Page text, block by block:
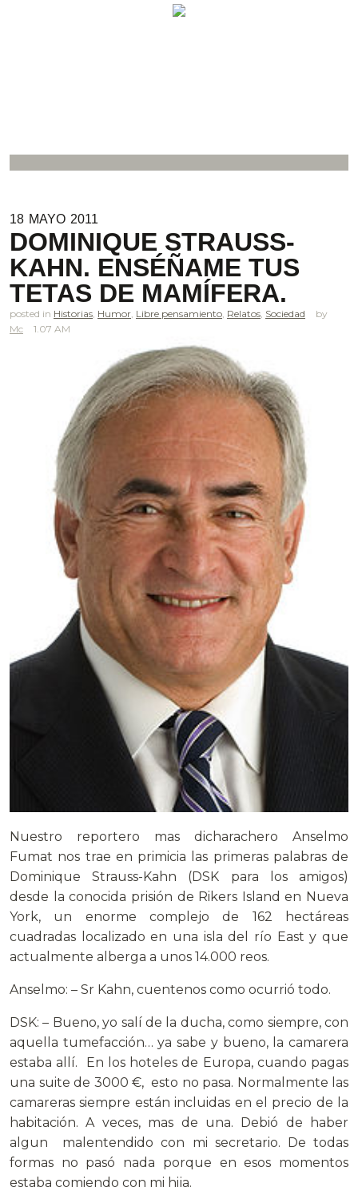
18 MAYO 2011
DOMINIQUE STRAUSS-
KAHN. ENSÉÑAME TUS
TETAS DE MAMÍFERA.
posted in Historias, Humor, Libre pensamiento, Relatos, Sociedad
Mc
1.07 AM
Nuestro reportero mas dicharachero Anselmo
Fumat nos trae en primicia las primeras palabras de
Dominique Strauss-Kahn (DSK para los amigos)
desde la conocida prisión de Rikers Island en Nueva
York, un enorme complejo de 162 hectáreas
cuadradas localizado en una isla del río East y que
actualmente alberga a unos 14.000 reos.
Anselmo: – Sr Kahn, cuentenos como ocurrió todo.
DSK: – Bueno, yo salí de la ducha, como siempre, con
aquella tumefacción… ya sabe y bueno, la camarera
estaba allí. En los hoteles de Europa, cuando pagas
una suite de 3000 €, esto no pasa. Normalmente las
camareras siempre están incluidas en el precio de la
habitación. A veces, mas de una. Debió de haber
algun malentendido con mi secretario. De todas
formas no pasó nada porque en esos momentos
estaba comiendo con mi hija.